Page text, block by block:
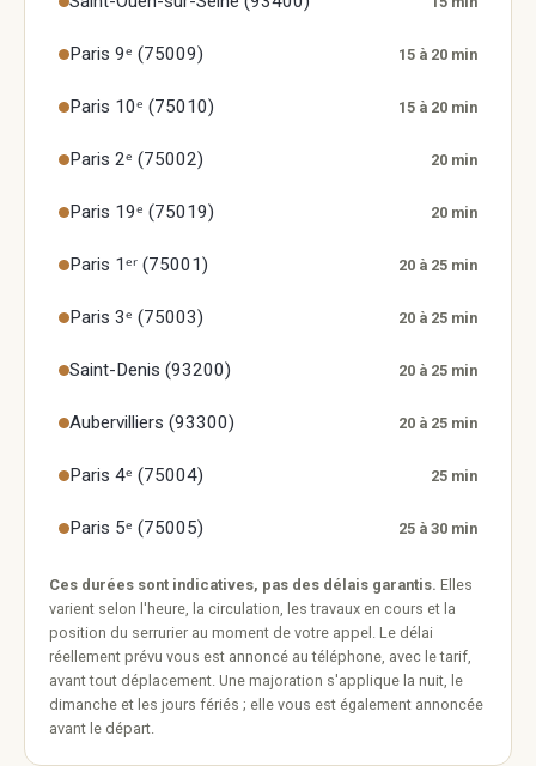
Paris 9ᵉ (75009) 15 à 20 min
Paris 10ᵉ (75010) 15 à 20 min
Paris 2ᵉ (75002) 20 min
Paris 19ᵉ (75019) 20 min
Paris 1ᵉʳ (75001) 20 à 25 min
Paris 3ᵉ (75003) 20 à 25 min
Saint-Denis (93200) 20 à 25 min
Aubervilliers (93300) 20 à 25 min
Paris 4ᵉ (75004) 25 min
Paris 5ᵉ (75005) 25 à 30 min
Ces durées sont indicatives, pas des délais garantis. Elles
varient selon l'heure, la circulation, les travaux en cours et la
position du serrurier au moment de votre appel. Le délai
réellement prévu vous est annoncé au téléphone, avec le tarif,
avant tout déplacement. Une majoration s'applique la nuit, le
dimanche et les jours fériés ; elle vous est également annoncée
avant le départ.